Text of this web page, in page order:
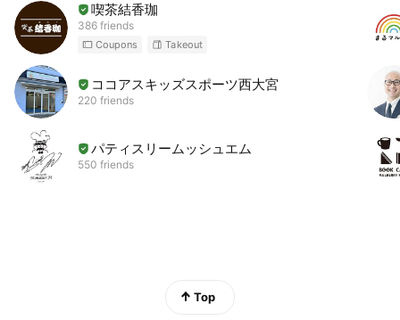
喫茶結香珈
386 friends
Coupons Takeout
ココアスキッズスポーツ西大宮
220 friends
パティスリームッシュエム
550 friends
Top